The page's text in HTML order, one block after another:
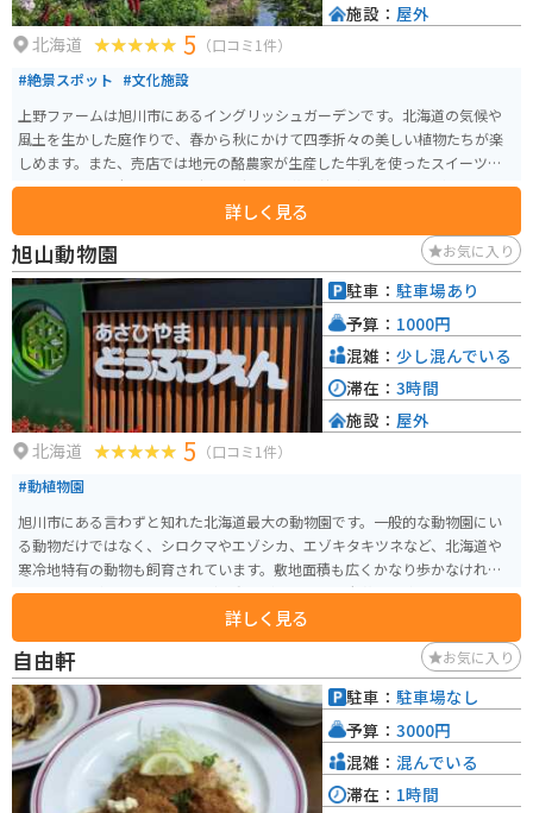
北海道 5 （口コミ1件）
#絶景スポット #文化施設
上野ファームは旭川市にあるイングリッシュガーデンです。北海道の気候や
風土を生かした庭作りで、春から秋にかけて四季折々の美しい植物たちが楽
しめます。また、売店では地元の酪農家が生産した牛乳を使ったスイーツ
や、おしゃれで便利なガーデニング用品、花の苗などを買うことができま
詳しく見る
施設： 屋外
旭山動物園 お気に入り
北海道 5 （口コミ1件）
#動植物園
旭川市にある言わずと知れた北海道最大の動物園です。一般的な動物園にい
る動物だけではなく、シロクマやエゾシカ、エゾキタキツネなど、北海道や
寒冷地特有の動物も飼育されています。敷地面積も広くかなり歩かなければ
いけませんが、退屈しないほどの動物がいるので、老若男女楽しめるスポッ
詳しく見る
駐車： 駐車場あり
予算： 1000円
混雑： 少し混んでいる
滞在： 3時間
施設： 屋外
自由軒 お気に入り
駐車： 駐車場なし
予算： 3000円
混雑： 混んでいる
滞在： 1時間